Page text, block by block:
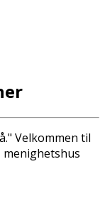
Velkommen til